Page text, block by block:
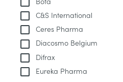
C&S International
Ceres Pharma
Diacosmo Belgium
Difrax
Eureka Pharma